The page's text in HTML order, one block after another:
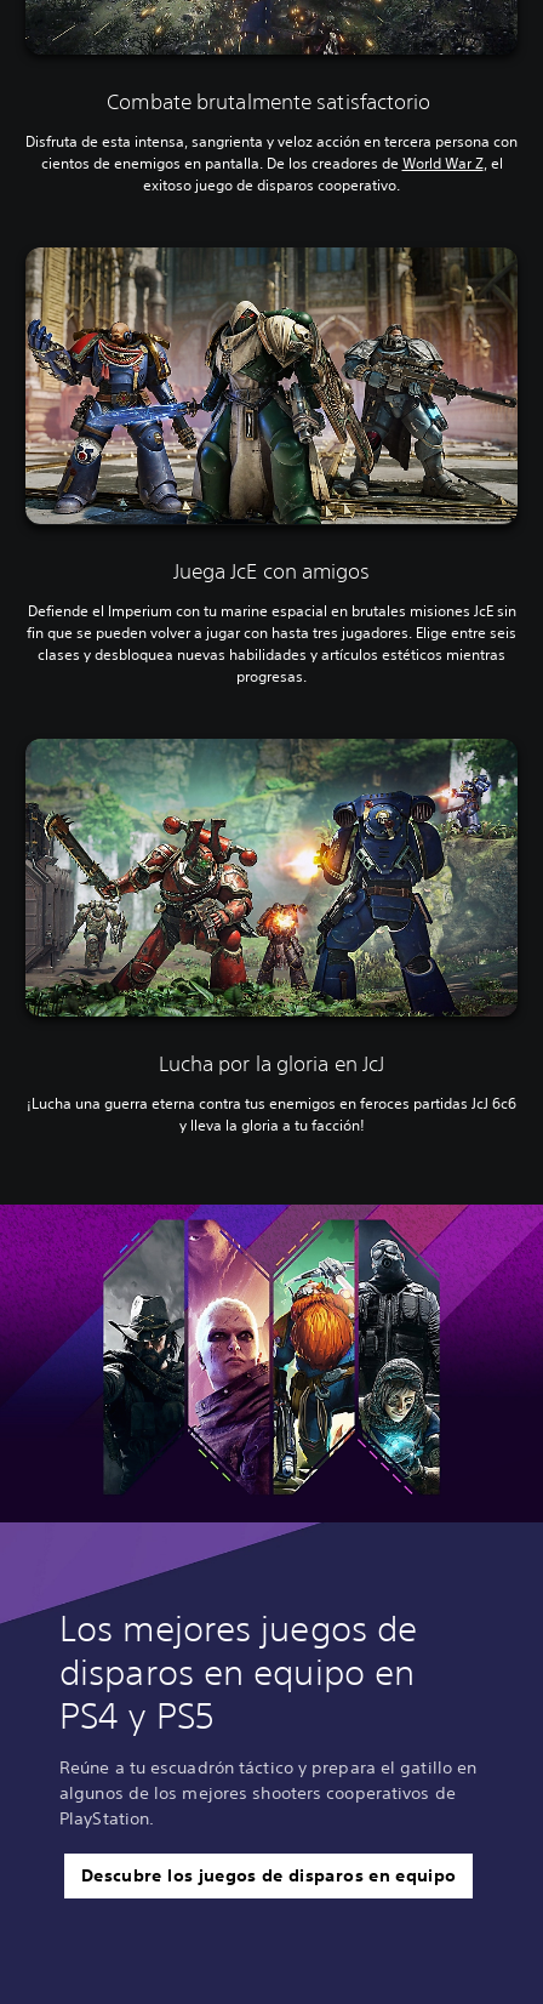
Combate brutalmente satisfactorio
Disfruta de esta intensa, sangrienta y veloz acción en tercera persona con
cientos de enemigos en pantalla. De los creadores deWorld War Z, el
exitoso juego de disparos cooperativo.
Juega JcE con amigos
Defiende el Imperium con tu marine espacial en brutales misiones JcE sin
fin que se pueden volver a jugar con hasta tres jugadores. Elige entre seis
clases y desbloquea nuevas habilidades y artículos estéticos mientras
progresas.
Lucha por la gloria en JcJ
¡Lucha una guerra eterna contra tus enemigos en feroces partidas JcJ 6c6
y lleva la gloria a tu facción!
Los mejores juegos de
disparos en equipo en
PS4 y PS5
Reúne a tu escuadrón táctico y prepara el gatillo en
algunos de los mejores shooters cooperativos de
PlayStation.
Descubre los juegos de disparos en equipo